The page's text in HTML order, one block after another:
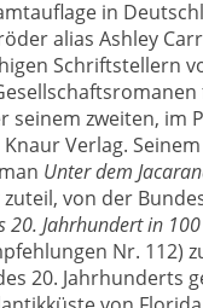
in
alias Ashley
Schriftstellern
seinem zweiten, im
Verlag.
Unter dem
zuteil, von der
20. Jahrhundert in
Nr. 112)
20. Jahrhunderts